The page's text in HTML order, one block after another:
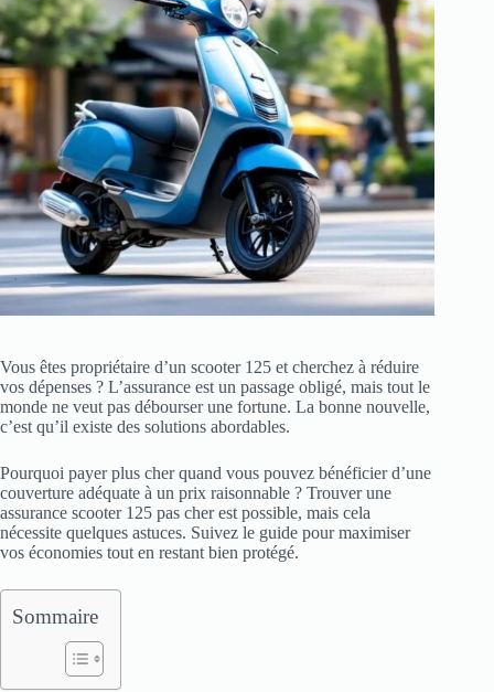
Vous êtes propriétaire d’un scooter 125 et cherchez à réduire
vos dépenses ? L’assurance est un passage obligé, mais tout le
monde ne veut pas débourser une fortune. La bonne nouvelle,
c’est qu’il existe des solutions abordables.
Pourquoi payer plus cher quand vous pouvez bénéficier d’une
couverture adéquate à un prix raisonnable ? Trouver une
assurance scooter 125 pas cher est possible, mais cela
nécessite quelques astuces. Suivez le guide pour maximiser
vos économies tout en restant bien protégé.
Sommaire